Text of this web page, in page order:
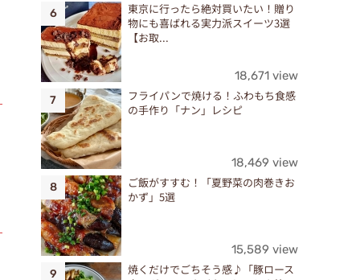
東京に行ったら絶対買いたい！贈り
物にも喜ばれる実力派スイーツ3選
【お取...
18,671 view
フライパンで焼ける！ふわもち食感
の手作り「ナン」レシピ
18,469 view
ご飯がすすむ！「夏野菜の肉巻きお
かず」5選
15,589 view
焼くだけでごちそう感♪「豚ロース